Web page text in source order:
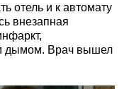
отель и к автомату
внезапная
дымом. Врач вышел